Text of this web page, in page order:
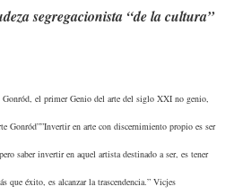
segregacionista “de la cultura”
el primer Genio del arte del siglo XXI no genio,
Gonród””Invertir en arte con discernimiento propio es ser
saber invertir en aquel artista destinado a ser, es tener
que éxito, es alcanzar la trascendencia.” Vicjes